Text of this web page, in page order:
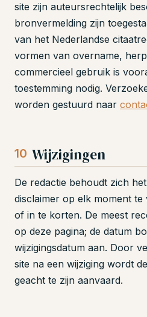
site zijn auteursrechtelijk
bronvermelding zijn
van het Nederlandse
vormen van overname,
commercieel gebruik is
toestemming nodig.
worden gestuurd naar
10 Wijzigingen
De redactie behoudt zich
disclaimer op elk moment
of in te korten. De meest
op deze pagina; de datum
wijzigingsdatum aan. Door
site na een wijziging wordt
geacht te zijn aanvaard.